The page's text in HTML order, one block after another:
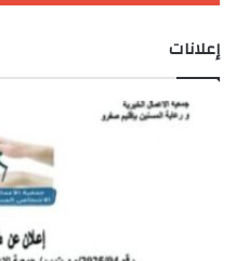
إعلانات